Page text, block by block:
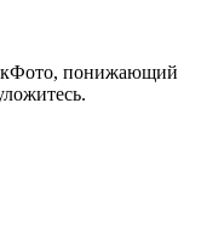
понижающий